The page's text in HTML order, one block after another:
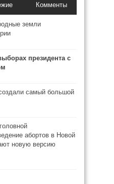
Комменты
земли
президента с
самый большой
абортов в Новой
новую версию